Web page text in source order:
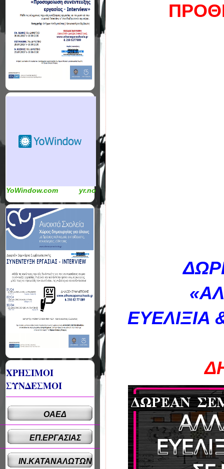
ΕΥΕΛΙΞΙΑ
YoWindow.com yr.no
ΧΡΗΣΙΜΟΙ
ΣΥΝΔΕΣΜΟΙ
ΟΑΕΔ
ΕΠ.ΕΡΓΑΣΙΑΣ
ΙΝ.ΚΑΤΑΝΑΛΩΤΩΝ